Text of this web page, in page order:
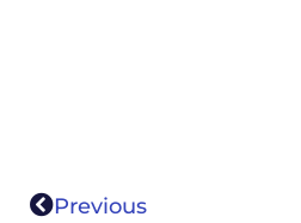
Previous